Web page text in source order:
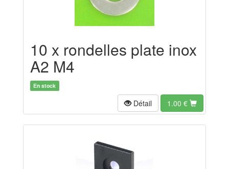
10 x rondelles plate inox
A2 M4
En stock
Détail 1.00 €